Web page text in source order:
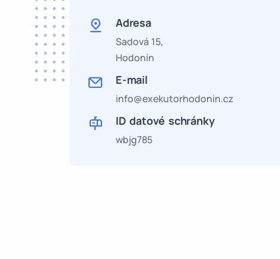
Adresa
Sadová 15,
Hodonín
E-mail
info@exekutorhodonin.cz
ID datové schránky
wbjg785